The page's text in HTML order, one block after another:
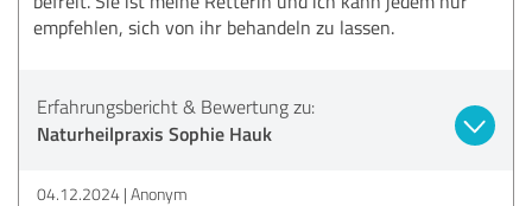
empfehlen, sich von ihr behandeln zu lassen.
Erfahrungsbericht & Bewertung zu:
Naturheilpraxis Sophie Hauk
04.12.2024 Anonym